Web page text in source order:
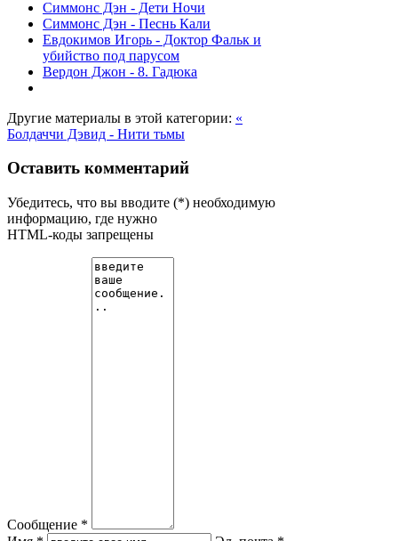
Симмонс Дэн - Дети Ночи
Симмонс Дэн - Песнь Кали
Евдокимов Игорь - Доктор Фальк и
убийство под парусом
Вердон Джон - 8. Гадюка
Другие материалы в этой категории: «
Болдаччи Дэвид - Нити тьмы
Оставить комментарий
Убедитесь, что вы вводите (*) необходимую
информацию, где нужно
HTML-коды запрещены
Сообщение *